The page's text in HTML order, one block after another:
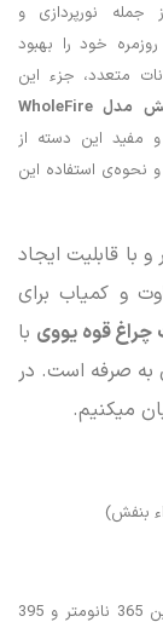
جمله نورپردازی و
خود را بهبود
متعدد، جزء این
WholeFire
مفید این دسته از
نحوه‌ی استفاده این
و با قابلیت ایجاد
و کمیاب برای
قوه یووی با
صرفه است. در
میکنیم.
با تولید نور در طول موج بین 365 نانومتر و 395